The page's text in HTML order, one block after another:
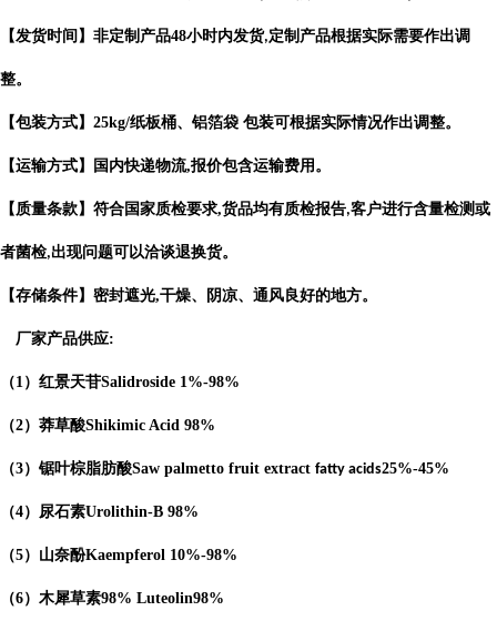
【发货时间】非定制产品48小时内发货,定制产品根据实际需要作出调
整。
【包装方式】 25kg/纸板桶、铝箔袋 包装可根据实际情况作出调整。
【运输方式】国内快递物流,报价包含运输费用。
【质量条款】符合国家质检要求,货品均有质检报告,客户进行含量检测或
者菌检,出现问题可以洽谈退换货。
【存储条件】密封遮光,干燥、阴凉、通风良好的地方。
厂家产品供应:
（1）红景天苷Salidroside 1%-98%
（2）莽草酸Shikimic Acid 98%
（3）锯叶棕脂肪酸Saw palmetto fruit extract fatty acids25%-45%
（4） 尿石素Urolithin-B 98%
（5）山奈酚Kaempferol 10%-98%
（6）木犀草素98% Luteolin98%